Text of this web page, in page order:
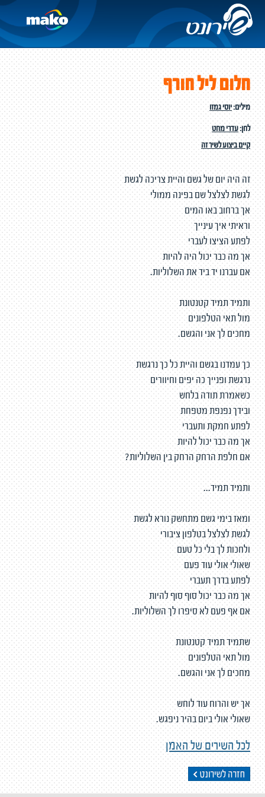
חלום ליל חורף
מילים:יוסי גמזו
לחן:עדרי מחט
קיים ביצוע לשיר זה
זה היה יום של גשם והיית צריכה לגשת
לגשת לצלצל שם בפינה ממולי
אך ברחוב באו המים
וראיתי איך עינייך
לפתע הציצו לעברי
אך מה כבר יכול היה להיות
אם עברנו יד ביד את השלוליות.
ותמיד תמיד קטנטונת
מול תאי הטלפונים
מחכים לך אני והגשם.
כך עמדנו בגשם והיית כל כך נרגשת
נרגשת ופנייך כה יפים וחיוורים
כשאמרת תודה בלחש
ובידך נפנפת מטפחת
לפתע חמקת ותעברי
אך מה כבר יכול להיות
אם חלפת הרחק הרחק בין השלוליות?
ותמיד תמיד...
ומאז בימי גשם מתחשק נורא לגשת
לגשת לצלצל בטלפון ציבורי
ולחכות לך בלי כל טעם
שאולי אולי עוד פעם
לפתע בדרך תעברי
אך מה כבר יכול סוף סוף להיות
אם אף פעם לא סיפרו לך השלוליות.
שתמיד תמיד קטנטונת
מול תאי הטלפונים
מחכים לך אני והגשם.
אך יש והרוח עוד לוחש
שאולי אולי ביום בהיר ניפגש.
לכל השירים של האמן